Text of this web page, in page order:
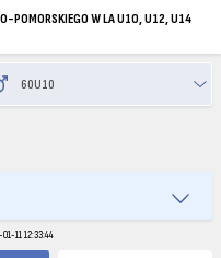
POMORSKIEGO W LA U10, U12, U14
01-11 12:33:44